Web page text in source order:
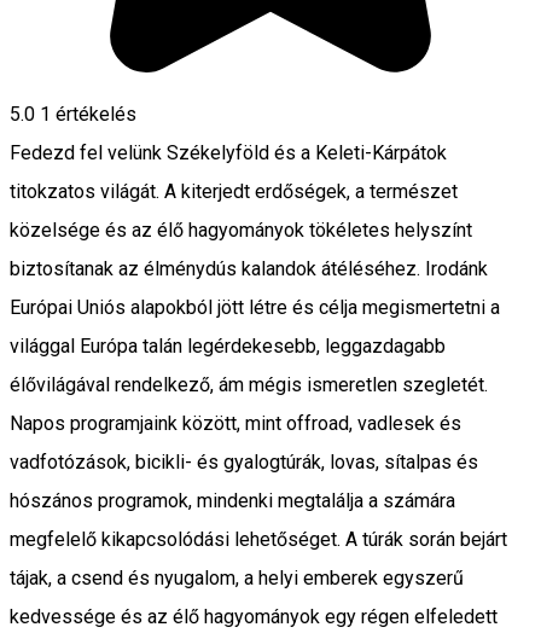
5.0 1 értékelés
Fedezd fel velünk Székelyföld és a Keleti-Kárpátok
titokzatos világát. A kiterjedt erdőségek, a természet
közelsége és az élő hagyományok tökéletes helyszínt
biztosítanak az élménydús kalandok átéléséhez. Irodánk
Európai Uniós alapokból jött létre és célja megismertetni a
világgal Európa talán legérdekesebb, leggazdagabb
élővilágával rendelkező, ám mégis ismeretlen szegletét.
Napos programjaink között, mint offroad, vadlesek és
vadfotózások, bicikli- és gyalogtúrák, lovas, sítalpas és
hószános programok, mindenki megtalálja a számára
megfelelő kikapcsolódási lehetőséget. A túrák során bejárt
tájak, a csend és nyugalom, a helyi emberek egyszerű
kedvessége és az élő hagyományok egy régen elfeledett